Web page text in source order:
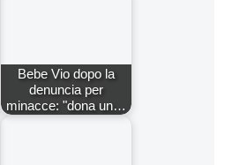
Bebe Vio dopo la
denuncia per
minacce: "dona un…